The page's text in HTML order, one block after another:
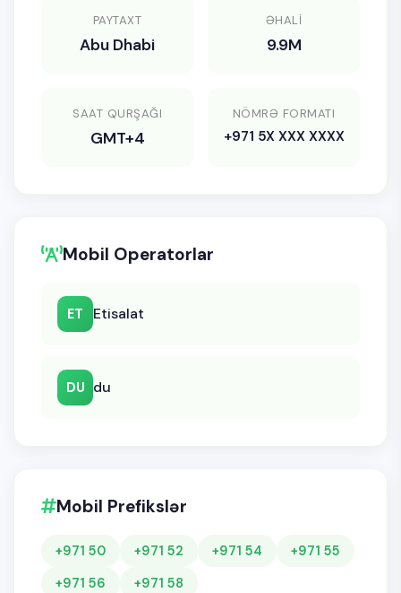
PAYTAXT
Abu Dhabi
ƏHALI
9.9M
SAAT QURŞAĞI
GMT+4
NÖMRƏ FORMATI
+971 5X XXX XXXX
Mobil Operatorlar
ET Etisalat
DU du
Mobil Prefikslər
+971 50 +971 52 +971 54
+971 55
+971 56
+971 58